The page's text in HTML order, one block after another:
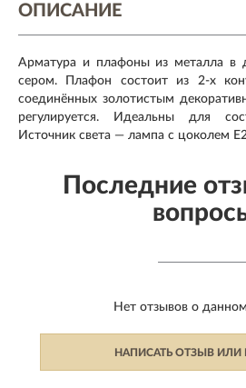
ОПИСАНИЕ
Арматура и плафоны из металла в
сером. Плафон состоит из 2-х
соединённых золотистым
регулируется. Идеальны для
Источник света — лампа с цоколем
Последние
Нет отзывов о
НАПИСАТЬ ОТЗЫВ ИЛИ